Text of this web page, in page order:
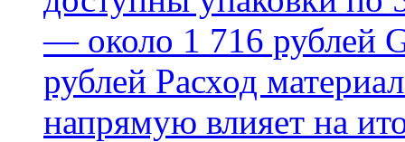
— около 1 716 рублей
рублей Расход
напрямую влияет на